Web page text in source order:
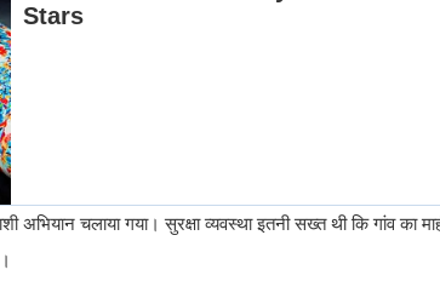
अभियान चलाया गया। सुरक्षा व्यवस्था इतनी सख्त थी कि गांव का